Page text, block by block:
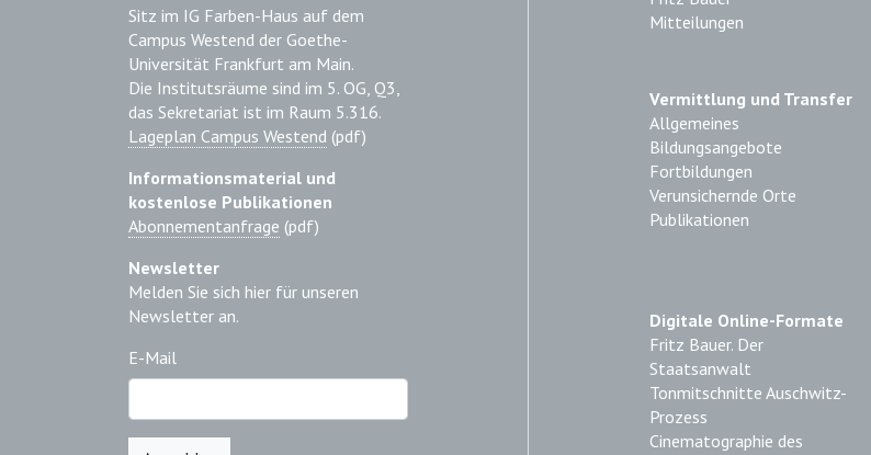
Sitz im IG Farben-Haus auf dem
Campus Westend der Goethe-
Universität Frankfurt am Main.
Die Institutsräume sind im 5. OG, Q3,
das Sekretariat ist im Raum 5.316.
Lageplan Campus Westend (pdf)
Informationsmaterial und
kostenlose Publikationen
Abonnementanfrage (pdf)
Newsletter
Melden Sie sich hier für unseren
Newsletter an.
E-Mail
Mitteilungen
Vermittlung und Transfer
Allgemeines
Bildungsangebote
Fortbildungen
Verunsichernde Orte
Publikationen
Digitale Online-Formate
Fritz Bauer. Der
Staatsanwalt
Tonmitschnitte Auschwitz-
Prozess
Cinematographie des